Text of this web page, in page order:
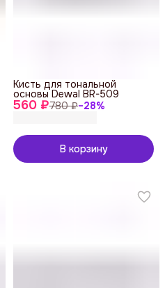
560 ₽780 ₽−28%
Кисть для тональной
основы Dewal BR-509
В корзину